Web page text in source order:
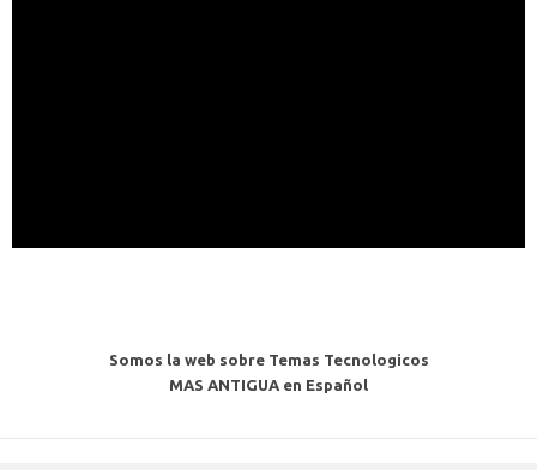
Somos la web sobre Temas Tecnologicos
MAS ANTIGUA en Español